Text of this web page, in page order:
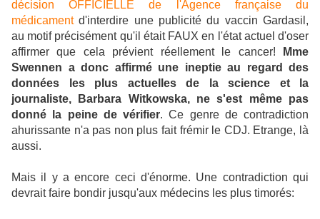
décision OFFICIELLE de l'Agence française du
médicamentd'interdire une publicité du vaccin Gardasil,
au motif précisément qu'il était FAUX en l'état actuel d'oser
affirmer que cela prévient réellement le cancer!
Mme
Swennen a donc affirmé une ineptie au regard des
données les plus actuelles de la science et la
journaliste, Barbara Witkowska, ne s'est même pas
donné la peine de vérifier. Ce genre de contradiction
ahurissante n'a pas non plus fait frémir le CDJ. Etrange, là
aussi.
Mais il y a encore ceci d'énorme. Une contradiction qui
devrait faire bondir jusqu'aux médecins les plus timorés: